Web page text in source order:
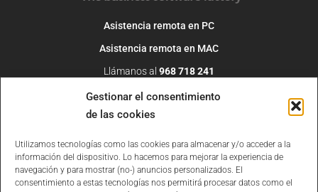
Gestionar el consentimiento
de las cookies
Utilizamos tecnologías como las cookies para almacenar y/o acceder a la
información del dispositivo. Lo hacemos para mejorar la experiencia de
navegación y para mostrar (no-) anuncios personalizados. El
consentimiento a estas tecnologías nos permitirá procesar datos como el
Asistencia remota en PC
Asistencia remota en MAC
Llámanos al 968 718 241